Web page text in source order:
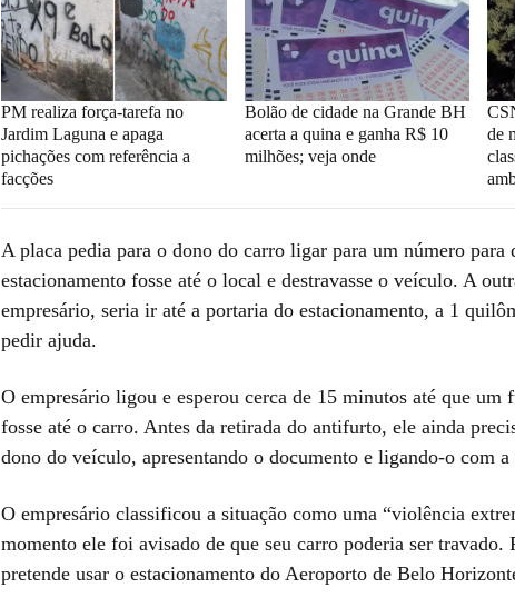
PM realiza força-tarefa no
Jardim Laguna e apaga
pichações com referência a
facções
Bolão de cidade na Grande BH
acerta a quina e ganha R$ 10
milhões; veja onde
de
A placa pedia para o dono do carro ligar para um número
estacionamento fosse até o local e destravasse o veículo. A
empresário, seria ir até a portaria do estacionamento, a 1
pedir ajuda.
O empresário ligou e esperou cerca de 15 minutos até que um
fosse até o carro. Antes da retirada do antifurto, ele ainda
dono do veículo, apresentando o documento e ligando-o com a
O empresário classificou a situação como uma “violência
momento ele foi avisado de que seu carro poderia ser travado.
pretende usar o estacionamento do Aeroporto de Belo